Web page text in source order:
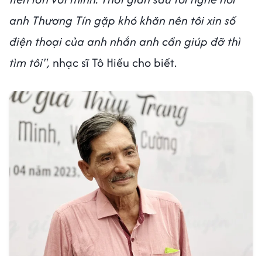
anh Thương Tín gặp khó khăn nên tôi xin số
điện thoại của anh nhắn anh cần giúp đỡ thì
tìm tôi", nhạc sĩ Tô Hiếu cho biết.